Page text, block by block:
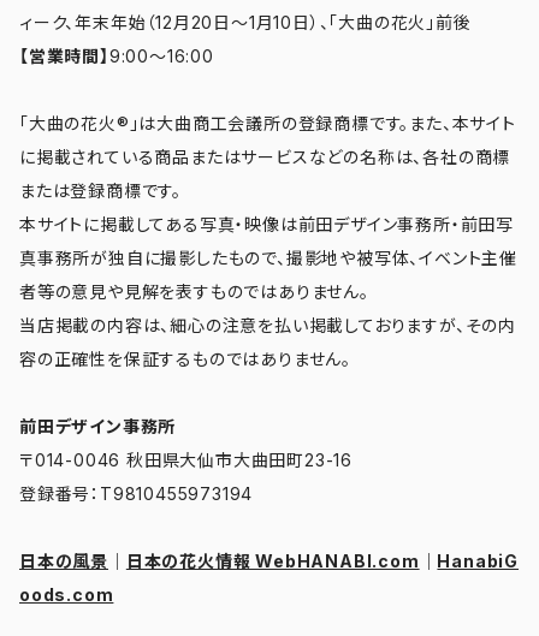
ィーク、年末年始（12月20日～1月10日）、「大曲の花火」前後
【営業時間】 9:00～16:00
「大曲の花火®」は大曲商工会議所の登録商標です。また、本サイト
に掲載されている商品またはサービスなどの名称は、各社の商標
または登録商標です。
本サイトに掲載してある写真・映像は前田デザイン事務所・前田写
真事務所が独自に撮影したもので、撮影地や被写体、イベント主催
者等の意見や見解を表すものではありません。
当店掲載の内容は、細心の注意を払い掲載しておりますが、その内
容の正確性を保証するものではありません。
前田デザイン事務所
〒014-0046 秋田県大仙市大曲田町23-16
登録番号：T9810455973194
日本の風景 日本の花火情報 WebHANABI.com
HanabiG
oods.com